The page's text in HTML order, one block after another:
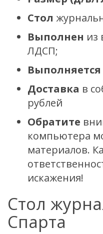
Стол
Выполнен из
ЛДСП;
Выполняется
Доставка в
рублей
Обратите
компьютера
материалов.
искажения!
Стол
Спарта